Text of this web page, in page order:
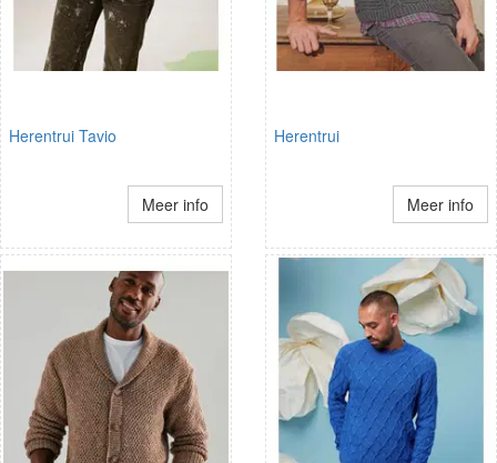
Herentrui Tavio
Meer info
Herentrui
Meer info